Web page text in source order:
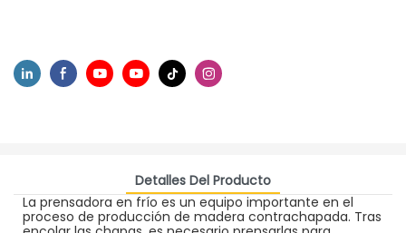
Detalles Del Producto
La prensadora en frío es un equipo importante en el
proceso de producción de madera contrachapada. Tras